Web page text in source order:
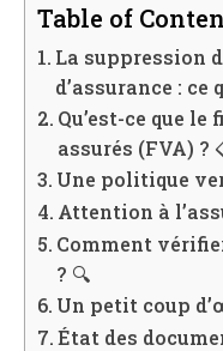
Table of
La suppression
d’assurance : ce
Qu’est-ce que
assurés (FVA) ?
Une politique
Attention à
Comment
? 🔍
Un petit coup
État des